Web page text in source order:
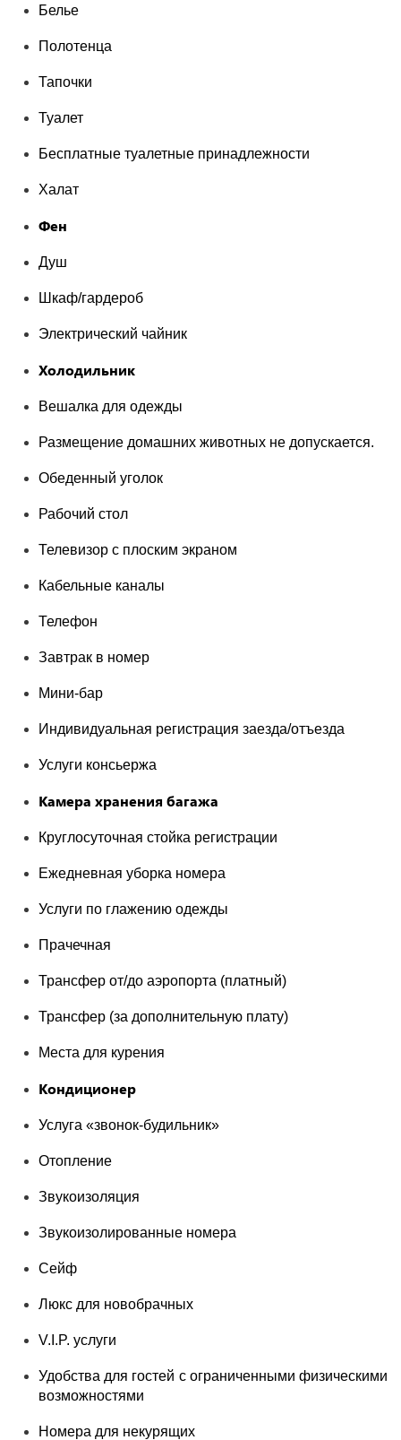
Белье
Полотенца
Тапочки
Туалет
Бесплатные туалетные принадлежности
Халат
Фен
Душ
Шкаф/гардероб
Электрический чайник
Холодильник
Вешалка для одежды
Размещение домашних животных не допускается.
Обеденный уголок
Рабочий стол
Телевизор с плоским экраном
Кабельные каналы
Телефон
Завтрак в номер
Мини-бар
Индивидуальная регистрация заезда/отъезда
Услуги консьержа
Камера хранения багажа
Круглосуточная стойка регистрации
Ежедневная уборка номера
Услуги по глажению одежды
Прачечная
Трансфер от/до аэропорта (платный)
Трансфер (за дополнительную плату)
Места для курения
Кондиционер
Услуга «звонок-будильник»
Отопление
Звукоизоляция
Звукоизолированные номера
Сейф
Люкс для новобрачных
V.I.P. услуги
Удобства для гостей с ограниченными физическими
возможностями
Номера для некурящих